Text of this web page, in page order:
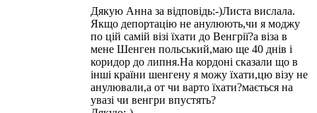
Дякую Анна за відповідь:-)Листа вислала.
Якщо депортацію не анулюють,чи я моджу
по цій самій візі їхати до Венгрії?а віза в
мене Шенген польський,маю ще 40 днів і
коридор до липня.На кордоні сказали що в
інші країни шенгену я можу їхати,цю візу не
анулювали,а от чи варто їхати?мається на
увазі чи венгри впустять?